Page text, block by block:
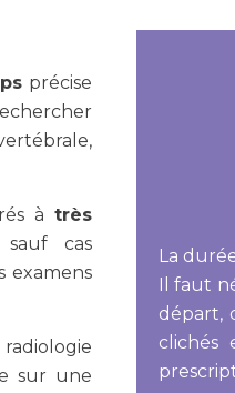
précise
à très
cas
examens
sur une
La
Il faut
départ,
clichés